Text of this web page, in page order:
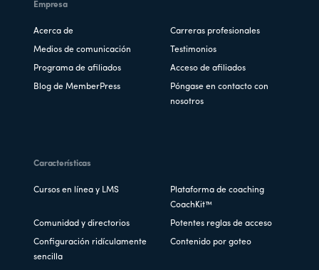
Empresa
Acerca de Carreras profesionales
Medios de comunicación Testimonios
Programa de afiliados Acceso de afiliados
Blog de MemberPress
Póngase en contacto con
nosotros
Características
Cursos en línea y LMS
Plataforma de coaching
CoachKit™
Comunidad y directorios Potentes reglas de acceso
Configuración ridículamente
sencilla
Contenido por goteo